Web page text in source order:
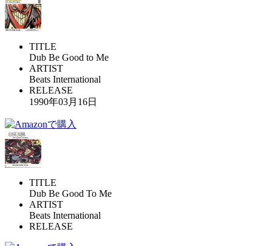
TITLE
Dub Be Good to Me
ARTIST
Beats International
RELEASE
1990年03月16日
TITLE
Dub Be Good To Me
ARTIST
Beats International
RELEASE